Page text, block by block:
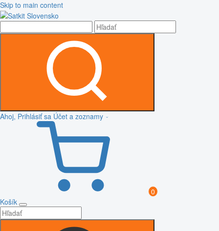
Skip to main content
Ahoj, Prihlásiť sa Účet a zoznamy
0
Košík